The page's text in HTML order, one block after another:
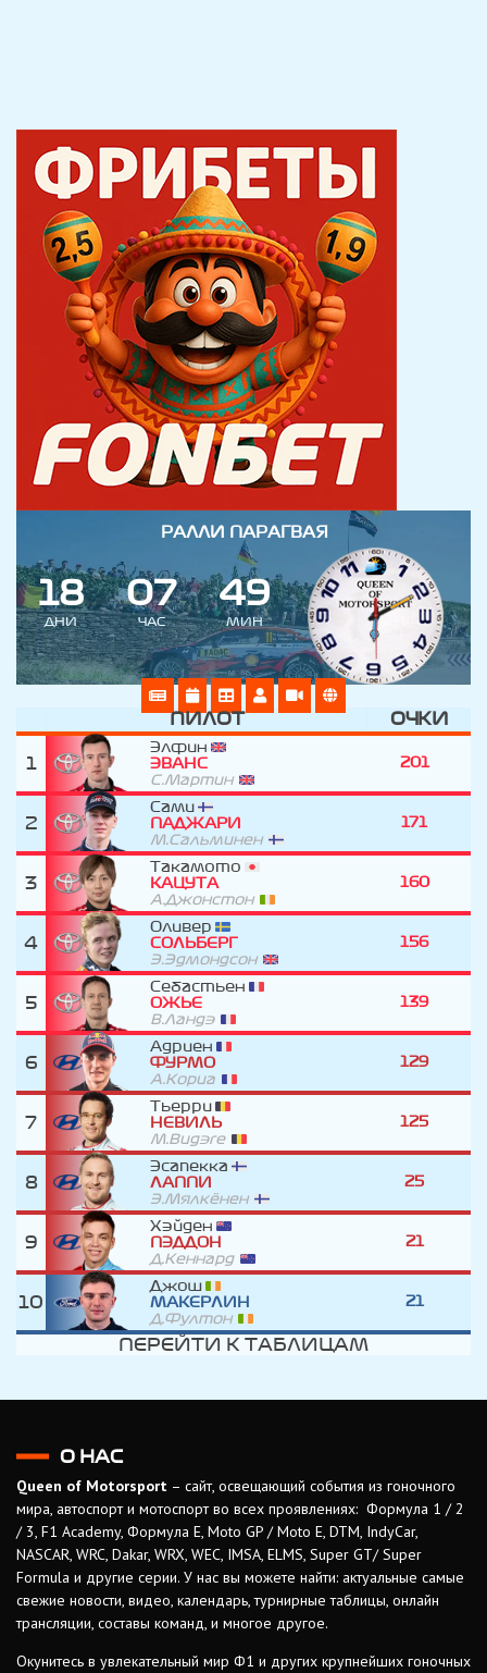
РАЛЛИ ПАРАГВАЯ
18
ДНИ
07
ЧАС
49
МИН
ПИЛОТ ОЧКИ
1
Элфин
ЭВАНС
С.Мартин
201
2
Сами
ПАДЖАРИ
М.Сальминен
171
3
Такамото
КАЦУТА
А.Джонстон
160
4
Оливер
СОЛЬБЕРГ
Э.Эдмондсон
156
5
Себастьен
ОЖЬЕ
В.Ландэ
139
6
Адриен
ФУРМО
А.Кориа
129
7
Тьерри
НЕВИЛЬ
М.Видэге
125
8
Эсапекка
ЛАППИ
Э.Мялкёнен
25
9
Хэйден
ПЭДДОН
Д.Кеннард
21
10
Джош
МАКЕРЛИН
Д.Фултон
21
ПЕРЕЙТИ К ТАБЛИЦАМ
О НАС
Queen of Motorsport – сайт, освещающий события из гоночного
мира, автоспорт и мотоспорт во всех проявлениях: Формула 1 / 2
/ 3, F1 Academy, Формула Е, Moto GP / Moto E, DTM, IndyCar,
NASCAR, WRC, Dakar, WRX, WEC, IMSA, ELMS, Super GT/ Super
Formula и другие серии. У нас вы можете найти: актуальные самые
свежие новости, видео, календарь, турнирные таблицы, онлайн
трансляции, составы команд, и многое другое.
Окунитесь в увлекательный мир Ф1 и других крупнейших гоночных